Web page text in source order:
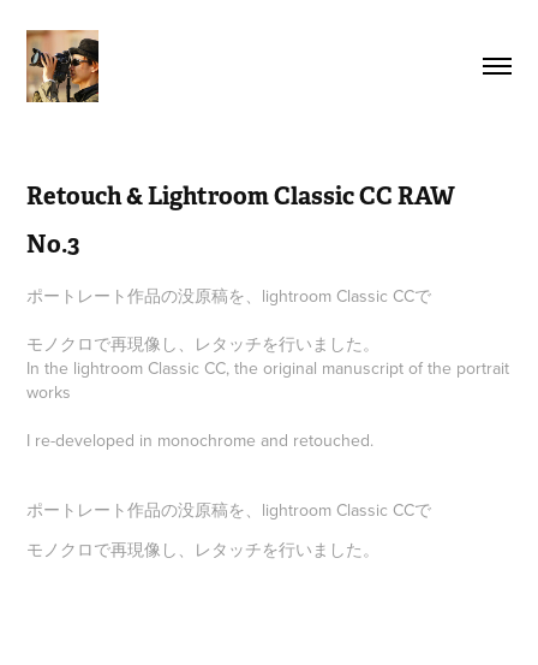
Retouch & Lightroom Classic CC RAW
No.3
ポートレート作品の没原稿を、lightroom Classic CCで
モノクロで再現像し、レタッチを行いました。
In the lightroom Classic CC, the original manuscript of the portrait
works
ポートレート作品の没原稿を、lightroom Classic CCで
モノクロで再現像し、レタッチを行いました。